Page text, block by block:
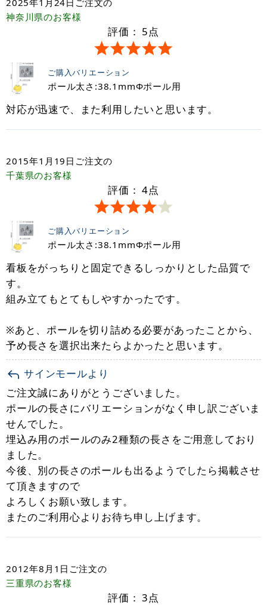
神奈川県のお客様
評価： 5点
ご購入バリエーション
ポール太さ:38.1mmФポール用
対応が迅速で、また利用したいと思います。
2015年1月19日 ご注文の
千葉県のお客様
評価： 4点
ご購入バリエーション
ポール太さ:38.1mmФポール用
看板をがっちりと固定できるしっかりとした品質で
す。
組み立てもとてもしやすかったです。
※あと、ポールを切り詰める必要があったことから、
予め長さを選択出来たらよかったと思います。
サインモールより
ご注文誠にありがとうございました。
ポールの長さにバリエーションがなく申し訳ございま
せんでした。
埋込み用のポールのみ2種類の長さをご用意しており
ました。
今後、別の長さのポールも出るようでしたら掲載させ
て頂きますので
よろしくお願い致します。
またのご利用心よりお待ち申し上げます。
2012年8月1日 ご注文の
三重県のお客様
評価： 3点